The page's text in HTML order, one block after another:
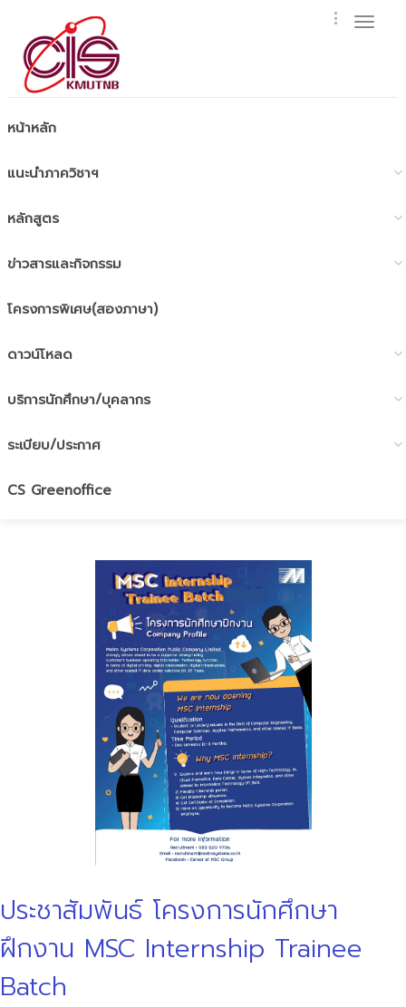
หน้าหลัก
แนะนำภาควิชาฯ
หลักสูตร
ข่าวสารและกิจกรรม
โครงการพิเศษ(สองภาษา)
ดาวน์โหลด
บริการนักศึกษา/บุคลากร
ระเบียบ/ประกาศ
CS Greenoffice
ประชาสัมพันธ์ โครงการนักศึกษา
ฝึกงาน MSC Internship Trainee
Batch